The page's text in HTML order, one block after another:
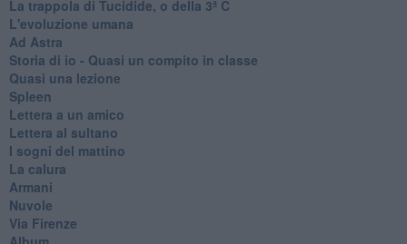
La trappola di Tucidide, o della 3ª C
L'evoluzione umana
Ad Astra
Storia di io - Quasi un compito in classe
Quasi una lezione
Spleen
Lettera a un amico
Lettera al sultano
I sogni del mattino
La calura
Armani
Nuvole
Via Firenze